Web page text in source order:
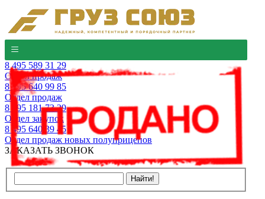
8 495 589 31 29
Отдел продаж
8 495 640 99 85
Отдел продаж
8 495 181 73 29
Отдел закупок
8 495 640 39 45
Отдел продаж новых полуприцепов
ЗАКАЗАТЬ ЗВОНОК